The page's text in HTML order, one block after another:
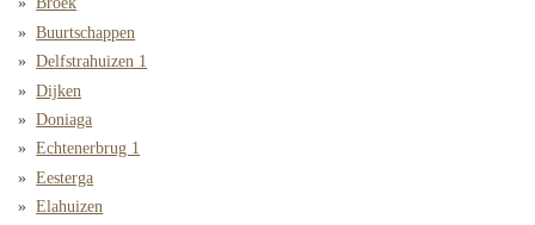
Buurtschappen
Delfstrahuizen 1
Dijken
Doniaga
Echtenerbrug 1
Eesterga
Elahuizen